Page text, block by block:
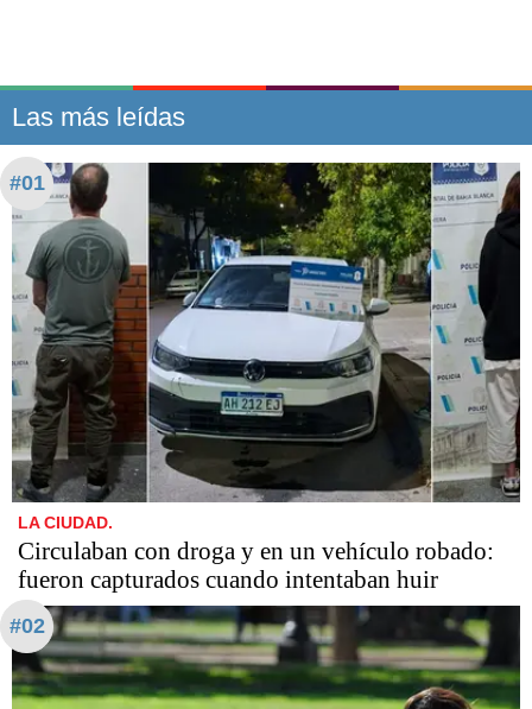
Las más leídas
#01
LA CIUDAD.
Circulaban con droga y en un vehículo robado:
fueron capturados cuando intentaban huir
#02